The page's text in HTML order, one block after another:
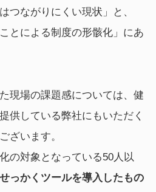
つながりにくい現状」と、
とによる制度の形骸化」にあ
現場の課題感については、健
供している弊社にもいただく
ざいます。
の対象となっている50人以
せっかくツールを導入したもの